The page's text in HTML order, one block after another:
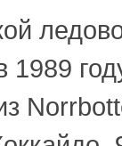
1989